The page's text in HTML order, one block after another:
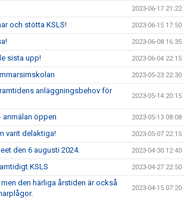
2023-06-17 21:22
och stötta KSLS! 2023-06-15 17:50
2023-06-08 16:35
sista upp! 2023-06-04 22:15
2023-05-23 22:30
anläggningsbehov för
2023-05-14 20:15
anmälan öppen 2023-05-13 08:08
varit delaktiga! 2023-05-07 22:15
den 6 augusti 2024. 2023-04-30 12:40
KSLS 2023-04-27 22:50
den härliga årstiden är också
2023-04-15 07:20